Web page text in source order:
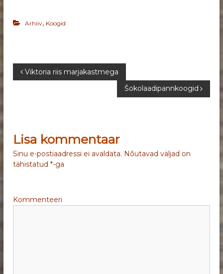
Arhiiv, Koogid
N
i
g
e
Viktoria riis marjakastmega
Šokolaadipannkoogid
Lisa kommentaar
Sinu e-postiaadressi ei avaldata. Nõutavad väljad on
tähistatud*-ga
Kommenteeri